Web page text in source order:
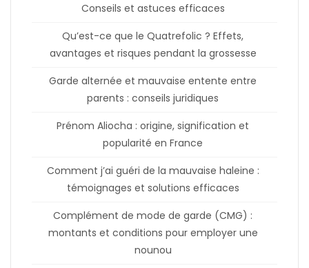
Conseils et astuces efficaces
Qu’est-ce que le Quatrefolic ? Effets,
avantages et risques pendant la grossesse
Garde alternée et mauvaise entente entre
parents : conseils juridiques
Prénom Aliocha : origine, signification et
popularité en France
Comment j’ai guéri de la mauvaise haleine :
témoignages et solutions efficaces
Complément de mode de garde (CMG) :
montants et conditions pour employer une
nounou